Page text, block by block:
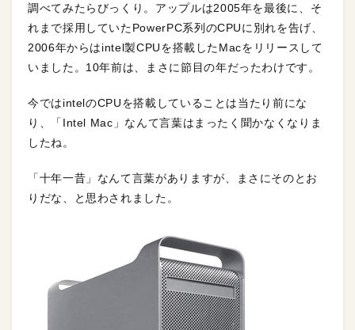
調べてみたらびっくり。アップルは2005年を最後に、そ
れまで採用していたPowerPC系列のCPUに別れを告げ、
2006年からはintel製CPUを搭載したMacをリリースして
いました。10年前は、まさに節目の年だったわけです。
今ではintelのCPUを搭載していることは当たり前にな
り、「Intel Mac」なんて言葉はまったく聞かなくなりま
したね。
「十年一昔」なんて言葉がありますが、まさにそのとお
りだな、と思わされました。